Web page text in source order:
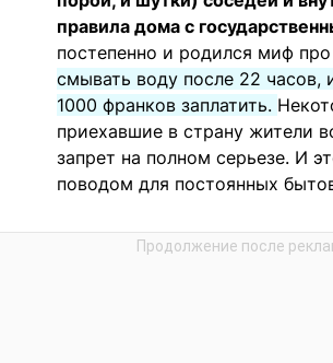
правила дома с
постепенно и родился миф про
смывать воду после 22 часов,
1000 франков заплатить.
приехавшие в страну жители
запрет на полном серьезе. И
поводом для постоянных